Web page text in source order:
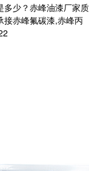
多少？赤峰油漆厂家质
接赤峰氟碳漆,赤峰丙